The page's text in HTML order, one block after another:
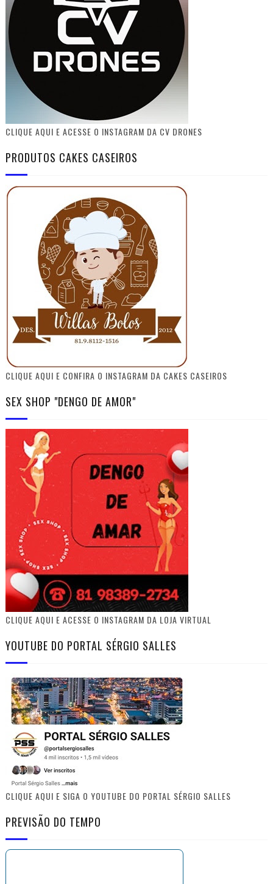
CLIQUE AQUI E ACESSE O INSTAGRAM DA CV DRONES
PRODUTOS CAKES CASEIROS
CLIQUE AQUI E CONFIRA O INSTAGRAM DA CAKES CASEIROS
SEX SHOP "DENGO DE AMOR"
CLIQUE AQUI E ACESSE O INSTAGRAM DA LOJA VIRTUAL
YOUTUBE DO PORTAL SÉRGIO SALLES
CLIQUE AQUI E SIGA O YOUTUBE DO PORTAL SÉRGIO SALLES
PREVISÃO DO TEMPO